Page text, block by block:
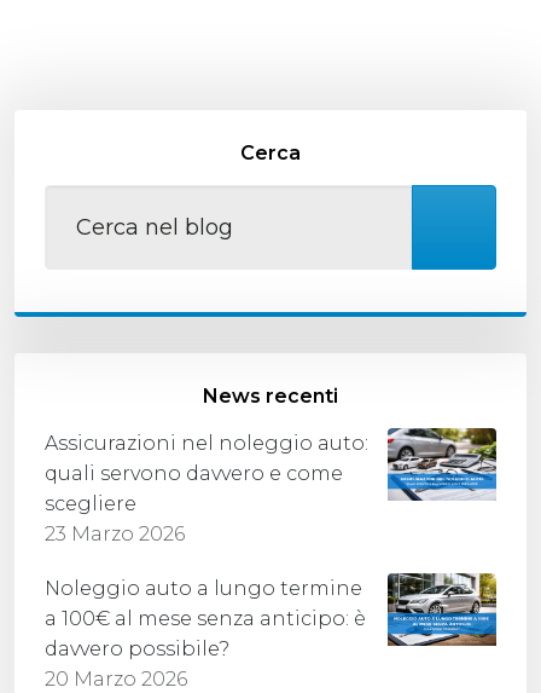
Cerca
News recenti
Assicurazioni nel noleggio auto:
quali servono davvero e come
scegliere
23 Marzo 2026
Noleggio auto a lungo termine
a 100€ al mese senza anticipo: è
davvero possibile?
20 Marzo 2026